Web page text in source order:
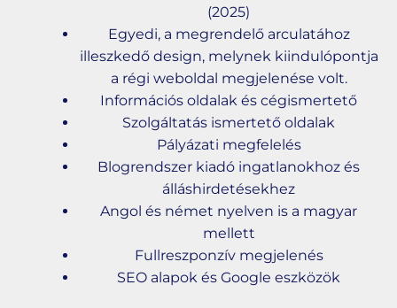
(2025)
Egyedi, a megrendelő arculatához
illeszkedő design, melynek kiindulópontja
a régi weboldal megjelenése volt.
Információs oldalak és cégismertető
Szolgáltatás ismertető oldalak
Pályázati megfelelés
Blogrendszer kiadó ingatlanokhoz és
álláshirdetésekhez
Angol és német nyelven is a magyar
mellett
Fullreszponzív megjelenés
SEO alapok és Google eszközök